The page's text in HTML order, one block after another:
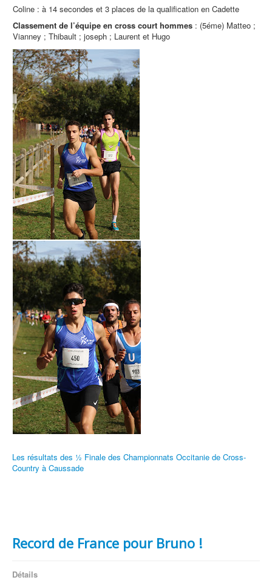
Coline : à 14 secondes et 3 places de la qualification en Cadette
Classement de l’équipe en cross court hommes : (5éme) Matteo ;
Vianney ; Thibault ; joseph ; Laurent et Hugo
Les résultats des ½ Finale des Championnats Occitanie de Cross-
Country à Caussade
Record de France pour Bruno !
Détails